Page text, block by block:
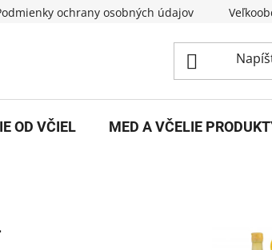
ochrany osobných údajov
OD VČIEL MED A VČELIE